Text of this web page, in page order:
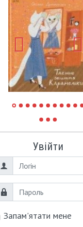
Увійти
Логін
Пароль
Запам'ятати мене